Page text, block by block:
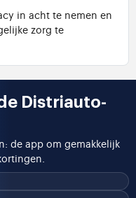
in acht te nemen en
zorg te
Distriauto-
de app om gemakkelijk